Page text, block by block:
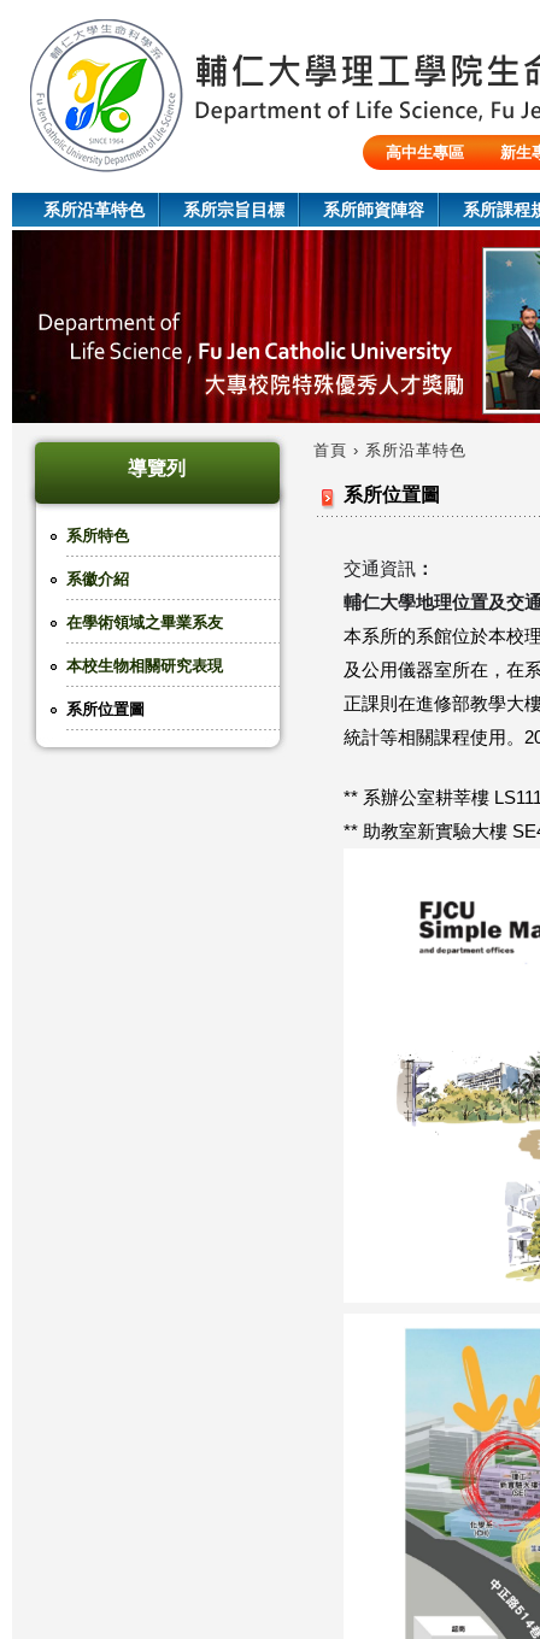
高中生專區
新生
系所沿革特色 系所宗旨目標 系所師資陣容 系所課程
導覽列
系所特色
系徽介紹
在學術領域之畢業系友
本校生物相關研究表現
系所位置圖
您
首頁 › 系所沿革特色
系所位置圖
交通資訊 ：
輔仁大學地理位置及交
本系所的系館位於本校
及公用儀器室所在，在
正課則在進修部教學大
統計等相關課程使用。
** 系辦公室耕莘樓
** 助教室新實驗大樓